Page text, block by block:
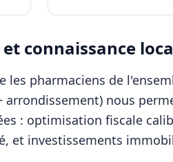
connaissance
les pharmaciens de
nous
: optimisation fiscale
et investissements